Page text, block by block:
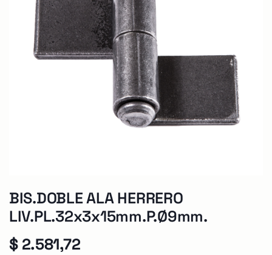
BIS.DOBLE ALA HERRERO
LIV.PL.32x3x15mm.P.Ø9mm.
$ 2.581,72